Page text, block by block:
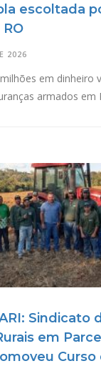
escoltada
2026
em dinheiro
armados em
Sindicato
em